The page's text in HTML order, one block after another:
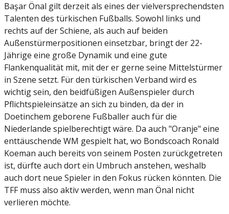
Başar Önal gilt derzeit als eines der vielversprechendsten
Talenten des türkischen Fußballs. Sowohl links und
rechts auf der Schiene, als auch auf beiden
Außenstürmerpositionen einsetzbar, bringt der 22-
Jährige eine große Dynamik und eine gute
Flankenqualität mit, mit der er gerne seine Mittelstürmer
in Szene setzt. Für den türkischen Verband wird es
wichtig sein, den beidfüßigen Außenspieler durch
Pflichtspieleinsätze an sich zu binden, da der in
Doetinchem geborene Fußballer auch für die
Niederlande spielberechtigt wäre. Da auch "Oranje" eine
enttäuschende WM gespielt hat, wo Bondscoach Ronald
Koeman auch bereits von seinem Posten zurückgetreten
ist, dürfte auch dort ein Umbruch anstehen, weshalb
auch dort neue Spieler in den Fokus rücken könnten. Die
TFF muss also aktiv werden, wenn man Önal nicht
verlieren möchte.